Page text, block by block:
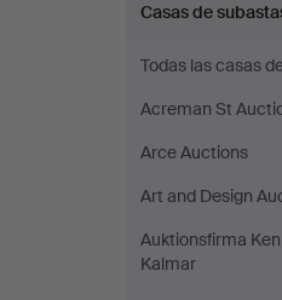
Casas de
Todas las casas
Acreman St
Arce Auctions
Art and Design
Auktionsfirma
Kalmar